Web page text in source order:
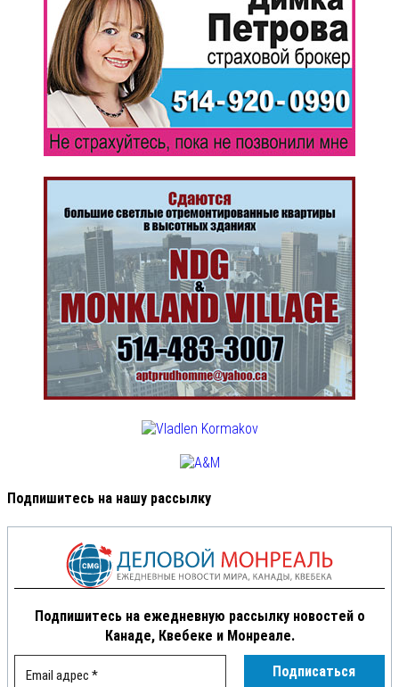
Подпишитесь на нашу рассылку
Подпишитесь на ежедневную рассылку новостей о
Канаде, Квебеке и Монреале.